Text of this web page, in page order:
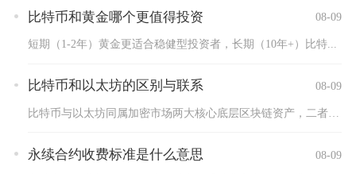
比特币和黄金哪个更值得投资 08-09
短期（1-2年）黄金更适合稳健型投资者，长期（10年+）比特...
比特币和以太坊的区别与联系 08-09
比特币与以太坊同属加密市场两大核心底层区块链资产，二者依托同...
永续合约收费标准是什么意思 08-09